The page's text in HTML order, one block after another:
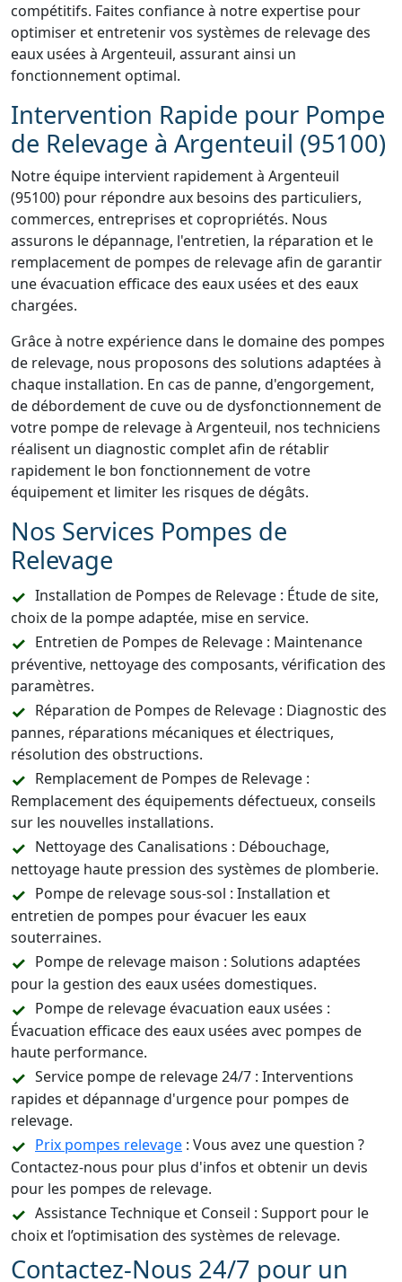
compétitifs. Faites confiance à notre expertise pour
optimiser et entretenir vos systèmes de relevage des
eaux usées à Argenteuil, assurant ainsi un
fonctionnement optimal.
Intervention Rapide pour Pompe
de Relevage à Argenteuil (95100)
Notre équipe intervient rapidement à Argenteuil
(95100) pour répondre aux besoins des particuliers,
commerces, entreprises et copropriétés. Nous
assurons le dépannage, l'entretien, la réparation et le
remplacement de pompes de relevage afin de garantir
une évacuation efficace des eaux usées et des eaux
chargées.
Grâce à notre expérience dans le domaine des pompes
de relevage, nous proposons des solutions adaptées à
chaque installation. En cas de panne, d'engorgement,
de débordement de cuve ou de dysfonctionnement de
votre pompe de relevage à Argenteuil, nos techniciens
réalisent un diagnostic complet afin de rétablir
rapidement le bon fonctionnement de votre
équipement et limiter les risques de dégâts.
Nos Services Pompes de
Relevage
Installation de Pompes de Relevage : Étude de site,
choix de la pompe adaptée, mise en service.
Entretien de Pompes de Relevage : Maintenance
préventive, nettoyage des composants, vérification des
paramètres.
Réparation de Pompes de Relevage : Diagnostic des
pannes, réparations mécaniques et électriques,
résolution des obstructions.
Remplacement de Pompes de Relevage :
Remplacement des équipements défectueux, conseils
sur les nouvelles installations.
Nettoyage des Canalisations : Débouchage,
nettoyage haute pression des systèmes de plomberie.
Pompe de relevage sous-sol : Installation et
entretien de pompes pour évacuer les eaux
souterraines.
Pompe de relevage maison : Solutions adaptées
pour la gestion des eaux usées domestiques.
Pompe de relevage évacuation eaux usées :
Évacuation efficace des eaux usées avec pompes de
haute performance.
Service pompe de relevage 24/7 : Interventions
rapides et dépannage d'urgence pour pompes de
relevage.
Prix pompes relevage : Vous avez une question ?
Contactez-nous pour plus d'infos et obtenir un devis
pour les pompes de relevage.
Assistance Technique et Conseil : Support pour le
choix et l’optimisation des systèmes de relevage.
Contactez-Nous 24/7 pour un